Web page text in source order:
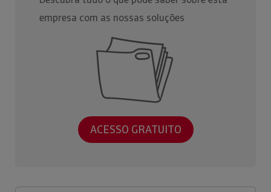
empresa com as nossas soluções
ACESSO GRATUITO